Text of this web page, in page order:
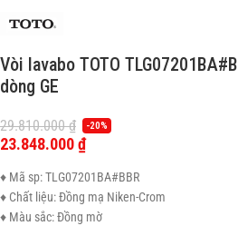
Vòi lavabo TOTO
dòng GE
29.810.000₫ -20%
23.848.000₫
♦ Mã sp: TLG07201BA#BBR
♦ Chất liệu: Đồng mạ Niken-Crom
♦ Màu sắc: Đồng mờ